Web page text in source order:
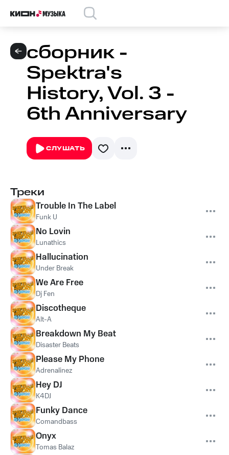
сборник -
Spektra's
History, Vol. 3 -
6th Anniversary
СЛУШАТЬ
Треки
Trouble In The Label
Funk U
No Lovin
Lunathics
Hallucination
Under Break
We Are Free
Dj Fen
Discotheque
Alt-A
Breakdown My Beat
Disaster Beats
Please My Phone
Adrenalinez
Hey DJ
K4DJ
Funky Dance
Comandbass
Onyx
Tomas Balaz